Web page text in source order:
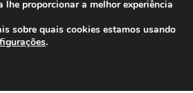
lhe proporcionar a melhor experiência
sobre quais cookies estamos usando
.